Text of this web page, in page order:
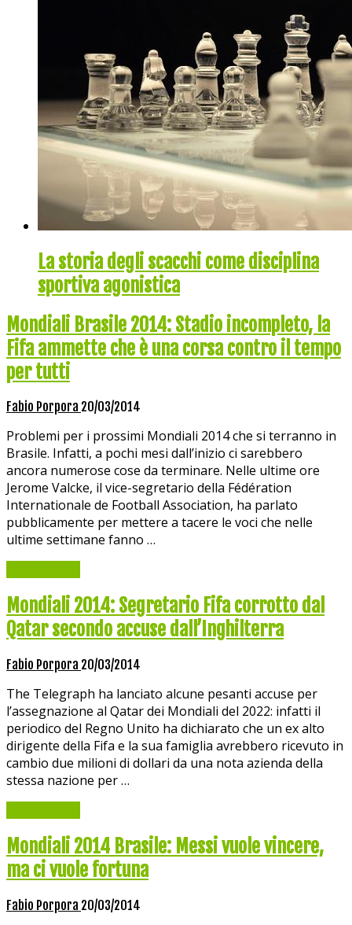
La storia degli scacchi come disciplina
sportiva agonistica
Mondiali Brasile 2014: Stadio incompleto, la
Fifa ammette che è una corsa contro il tempo
per tutti
Fabio Porpora 20/03/2014
Problemi per i prossimi Mondiali 2014 che si terranno in
Brasile. Infatti, a pochi mesi dall’inizio ci sarebbero
ancora numerose cose da terminare. Nelle ultime ore
Jerome Valcke, il vice-segretario della Fédération
Internationale de Football Association, ha parlato
pubblicamente per mettere a tacere le voci che nelle
ultime settimane fanno …
Mondiali 2014: Segretario Fifa corrotto dal
Qatar secondo accuse dall’Inghilterra
Fabio Porpora 20/03/2014
The Telegraph ha lanciato alcune pesanti accuse per
l’assegnazione al Qatar dei Mondiali del 2022: infatti il
periodico del Regno Unito ha dichiarato che un ex alto
dirigente della Fifa e la sua famiglia avrebbero ricevuto in
cambio due milioni di dollari da una nota azienda della
stessa nazione per …
Mondiali 2014 Brasile: Messi vuole vincere,
ma ci vuole fortuna
Fabio Porpora 20/03/2014